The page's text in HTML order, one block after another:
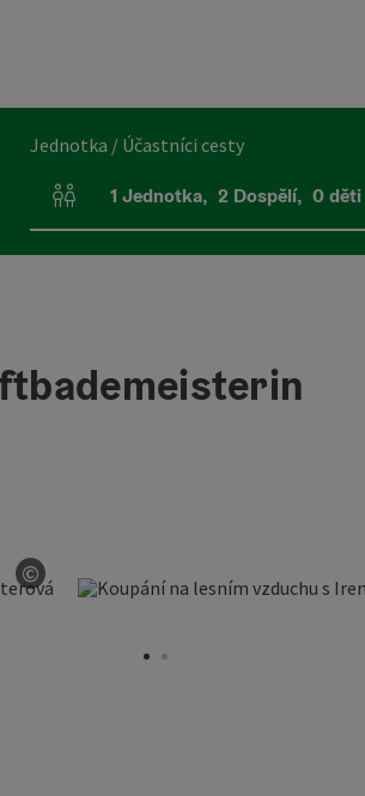
Jednotka / Účastníci cesty
Počet jednotek a polí pro osoby
1 Jednotka, 2 Dospělí, 0 děti
©
otevřít copyright